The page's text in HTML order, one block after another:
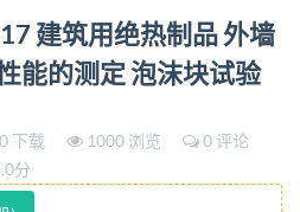
华人民共和国国家标准
建筑用绝热制品
能的测定（泡沫块试验）
for building
of thepull-off resistance
建筑用绝热制品 外墙
能的测定 泡沫块试验
下载 1000 浏览
0 评论
分